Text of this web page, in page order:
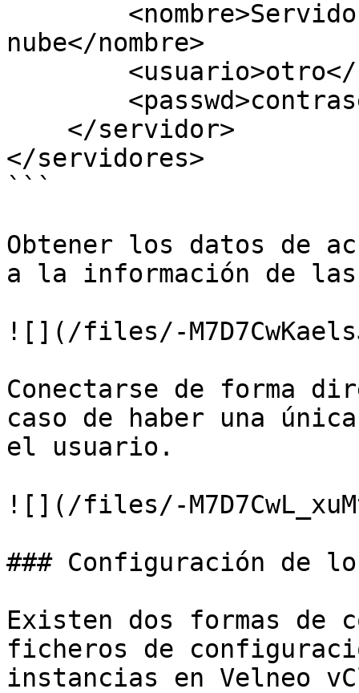
nube</nombre>
</servidores>
```
Obtener los datos de
a la información de
![](/files/-
Conectarse de forma
caso de haber una
el usuario.
![](/files/-
### Configuración de
Existen dos formas de
ficheros de
instancias en Velneo